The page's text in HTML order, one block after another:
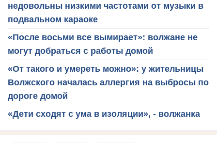
недовольны низкими частотами от музыки в
подвальном караоке
«После восьми все вымирает»: волжане не
могут добраться с работы домой
«От такого и умереть можно»: у жительницы
Волжского началась аллергия на выбросы по
дороге домой
«Дети сходят с ума в изоляции», - волжанка